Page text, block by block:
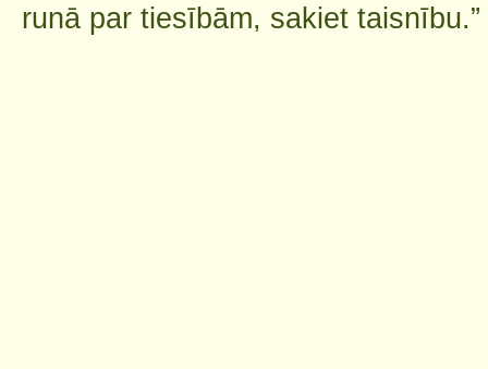
runā par tiesībām, sakiet taisnību.”